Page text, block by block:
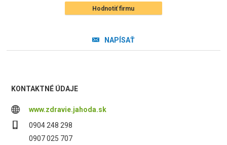
Hodnotiť firmu
NAPÍSAŤ
KONTAKTNÉ ÚDAJE
www.zdravie.jahoda.sk
0904 248 298
0907 025 707